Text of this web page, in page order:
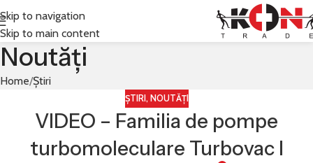
Skip to navigation
Skip to main content
Noutăți
Home Știri
ȘTIRI , NOUTĂȚI
VIDEO – Familia de pompe
turbomoleculare Turbovac I